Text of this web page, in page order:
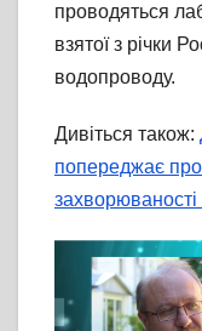
проводяться
взятої з річки
водопроводу.
Дивіться також:
попереджає
захворюваності